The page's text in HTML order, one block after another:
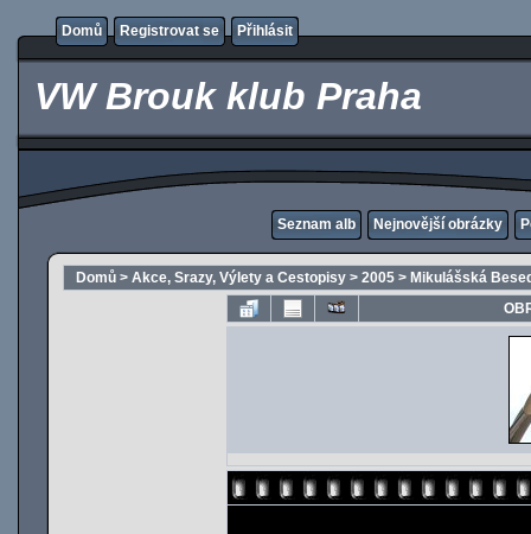
Domů Registrovat se Přihlásit
VW Brouk klub Praha
Seznam alb Nejnovější obrázky
Domů > Akce, Srazy, Výlety a Cestopisy > 2005 > Mikulášská